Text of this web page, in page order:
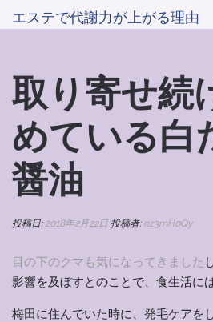
エステで代謝力が上がる理由
取り寄せ続
めている白
醤油
投稿日: 2018年2月22日 投稿者: nz3mH0Qy
目の下のクマも気になってきました
影響を及ぼすとのことで、食生活に
梅田に住んでいた時に、発毛ケアを